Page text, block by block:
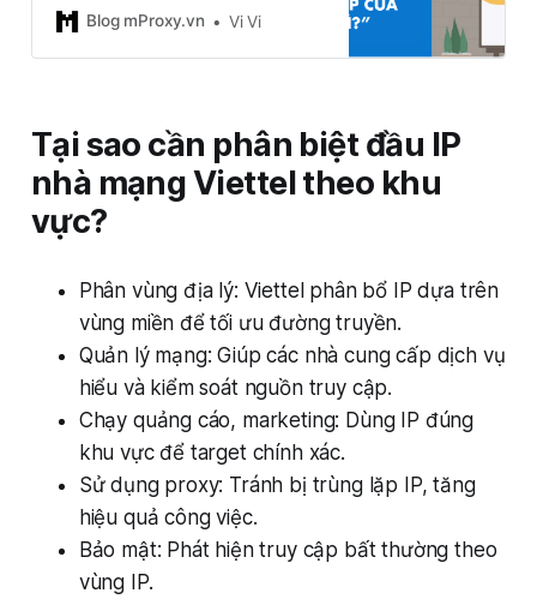
bị, từ máy Client tới máy chủ
Blog mProxy.vn Vi Vi
Tại sao cần phân biệt đầu IP
nhà mạng Viettel theo khu
vực?
Phân vùng địa lý: Viettel phân bổ IP dựa trên
vùng miền để tối ưu đường truyền.
Quản lý mạng: Giúp các nhà cung cấp dịch vụ
hiểu và kiểm soát nguồn truy cập.
Chạy quảng cáo, marketing: Dùng IP đúng
khu vực để target chính xác.
Sử dụng proxy: Tránh bị trùng lặp IP, tăng
hiệu quả công việc.
Bảo mật: Phát hiện truy cập bất thường theo
vùng IP.